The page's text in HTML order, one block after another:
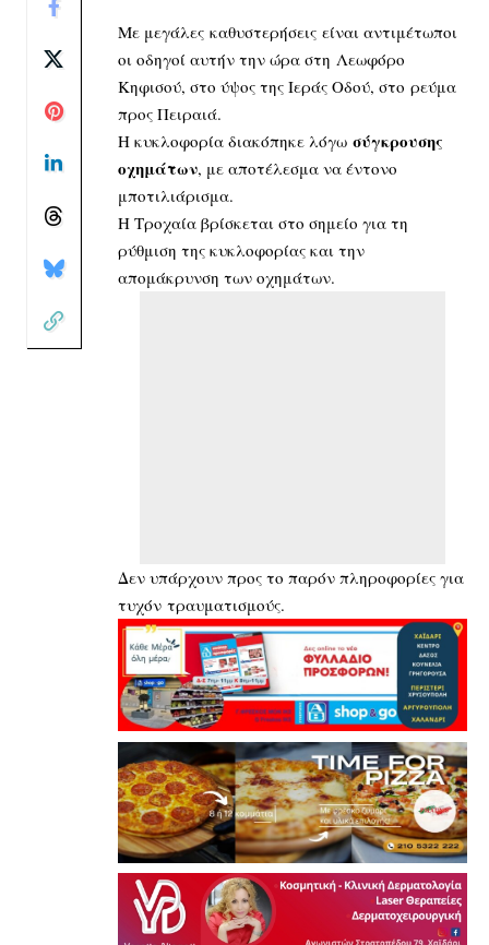
Με μεγάλες καθυστερήσεις είναι αντιμέτωποι
οι οδηγοί αυτήν την ώρα στη Λεωφόρο
Κηφισού, στο ύψος της Ιεράς Οδού, στο ρεύμα
προς Πειραιά.
Η κυκλοφορία διακόπηκε λόγω σύγκρουσης
οχημάτων, με αποτέλεσμα να έντονο
μποτιλιάρισμα.
Η Τροχαία βρίσκεται στο σημείο για τη
ρύθμιση της κυκλοφορίας και την
απομάκρυνση των οχημάτων.
Δεν υπάρχουν προς το παρόν πληροφορίες για
τυχόν τραυματισμούς.